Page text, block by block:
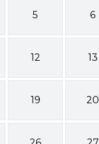
5 6
12 13
19 20